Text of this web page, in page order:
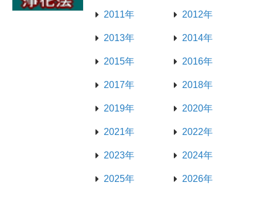
2011年 2012年
2013年 2014年
2015年 2016年
2017年 2018年
2019年 2020年
2021年 2022年
2023年 2024年
2025年 2026年